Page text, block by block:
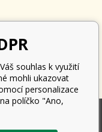
souhlas k využití
mohli ukazovat
personalizace
políčko "Ano,